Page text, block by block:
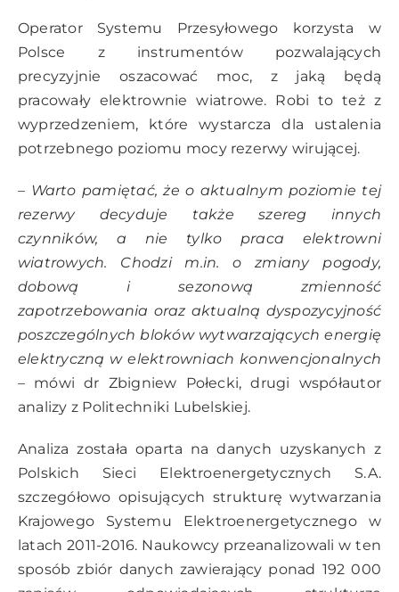
Operator Systemu Przesyłowego korzysta w
Polsce z instrumentów pozwalających
precyzyjnie oszacować moc, z jaką będą
pracowały elektrownie wiatrowe. Robi to też z
wyprzedzeniem, które wystarcza dla ustalenia
potrzebnego poziomu mocy rezerwy wirującej.
– Warto pamiętać, że o aktualnym poziomie tej
rezerwy decyduje także szereg innych
czynników, a nie tylko praca elektrowni
wiatrowych. Chodzi m.in. o zmiany pogody,
dobową i sezonową zmienność
zapotrzebowania oraz aktualną dyspozycyjność
poszczególnych bloków wytwarzających energię
elektryczną w elektrowniach konwencjonalnych
– mówi dr Zbigniew Połecki, drugi współautor
analizy z Politechniki Lubelskiej.
Analiza została oparta na danych uzyskanych z
Polskich Sieci Elektroenergetycznych S.A.
szczegółowo opisujących strukturę wytwarzania
Krajowego Systemu Elektroenergetycznego w
latach 2011-2016. Naukowcy przeanalizowali w ten
sposób zbiór danych zawierający ponad 192 000